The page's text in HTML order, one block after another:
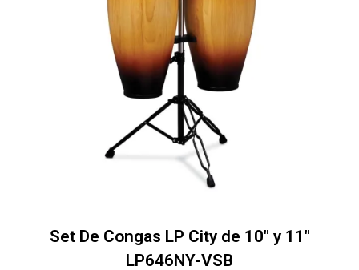
Set De Congas LP City de 10″ y 11″
LP646NY-VSB